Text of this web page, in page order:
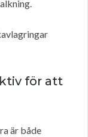
för att
är både